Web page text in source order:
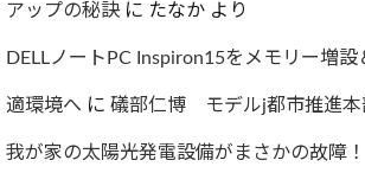
アップの秘訣に たなか より
DELLノートPC Inspiron15をメモリー増設
適環境へ に 礒部仁博 モデルj都市推進本
我が家の太陽光発電設備がまさかの故障